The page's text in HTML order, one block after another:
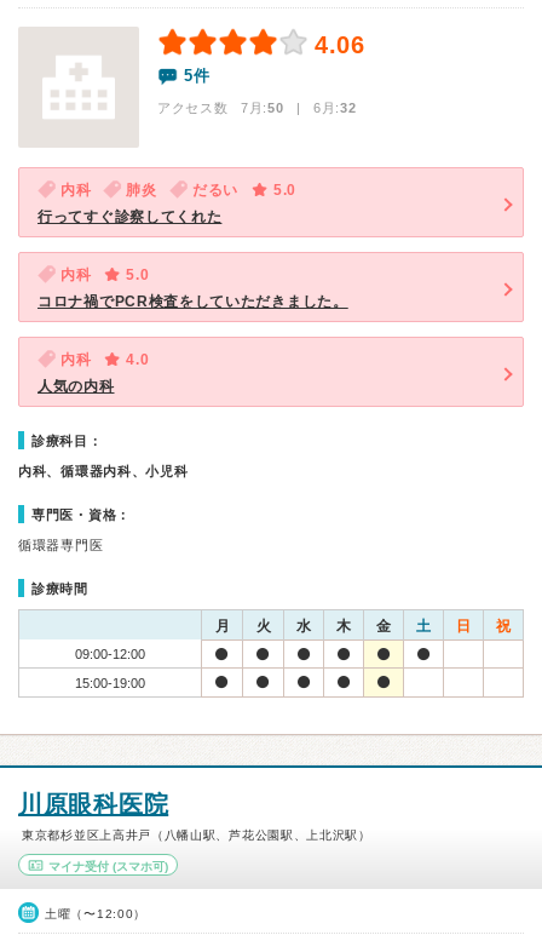
4.06
5件
アクセス数 7月:50 | 6月:32
内科 肺炎 だるい
5.0
行ってすぐ診察してくれた
内科
5.0
コロナ禍でPCR検査をしていただきました。
内科
4.0
人気の内科
診療科目：
内科、循環器内科、小児科
専門医・資格：
循環器専門医
診療時間
月 火 水 木 金 土 日 祝
09:00-12:00
15:00-19:00
川原眼科医院
東京都杉並区上高井戸（八幡山駅、芦花公園駅、上北沢駅）
マイナ受付 (スマホ可)
土曜（〜12:00）